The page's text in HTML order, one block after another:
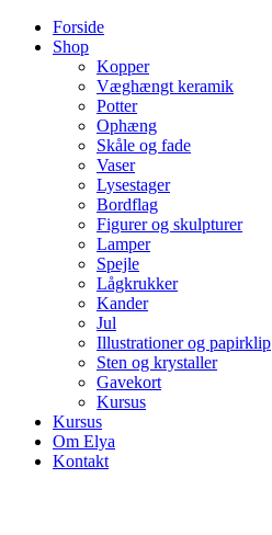
Forside
Shop
Kopper
Væghængt keramik
Potter
Ophæng
Skåle og fade
Vaser
Lysestager
Bordflag
Figurer og skulpturer
Lamper
Spejle
Lågkrukker
Kander
Jul
Illustrationer og papirklip
Sten og krystaller
Gavekort
Kursus
Kursus
Om Elya
Kontakt